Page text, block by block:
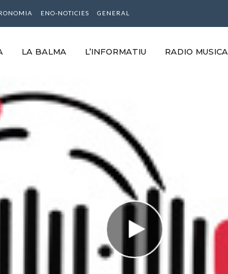
ENO-NOTICIES GENERAL
LA BALMA L’INFORMATIU RADIO